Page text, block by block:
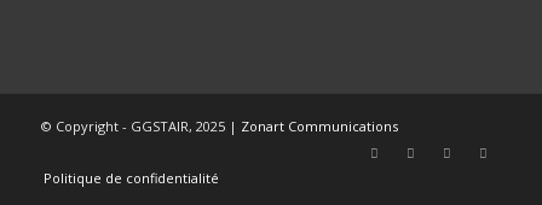
© Copyright - GGSTAIR, 2025 | Zonart Communications
Politique de confidentialité